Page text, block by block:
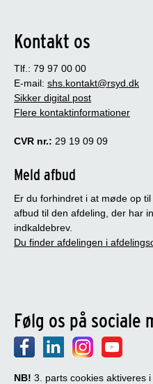
Kontakt os
Tlf.: 79 97 00 00
E-mail: shs.kontakt@rsyd.dk
Sikker digital post
Flere kontaktinformationer
CVR nr.: 29 19 09 09
Meld afbud
Er du forhindret i at møde op
afbud til den afdeling, der har
indkaldebrev.
Du finder afdelingen i
Følg os på sociale
NB! 3. parts cookies aktiveres